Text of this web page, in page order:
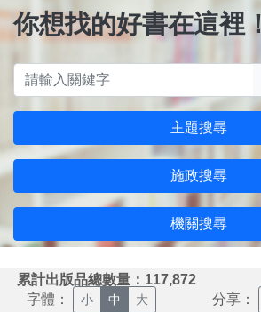
你想找的好書在這裡！
主題搜尋
施政搜尋
機關搜尋
累計出版品總數量：117,872
字體： 小 中 大 分享：